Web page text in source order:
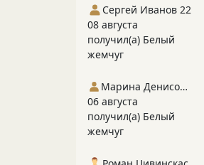
Сергей Иванов 22
08 августа
получил(а) Белый
жемчуг
Марина Денисова 5
06 августа
получил(а) Белый
жемчуг